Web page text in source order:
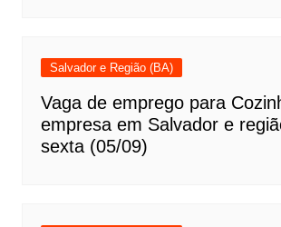
Salvador e Região (BA)
Vaga de emprego para
empresa em Salvador e
sexta (05/09)